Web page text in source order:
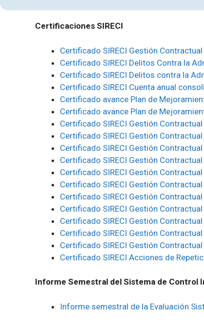
Certificaciones SIRECI
Certificado SIRECI Gestión
Certificado SIRECI Delitos Contra la
Certificado SIRECI Delitos contra la
Certificado SIRECI Cuenta anual
Certificado avance Plan de
Certificado avance Plan de
Certificado SIRECI Gestión
Certificado SIRECI Gestión
Certificado SIRECI Gestión
Certificado SIRECI Gestión
Certificado SIRECI Gestión
Certificado SIRECI Gestión
Certificado SIRECI Gestión
Certificado SIRECI Gestión
Certificado SIRECI Gestión
Certificado SIRECI Gestión
Certificado SIRECI Gestión
Certificado SIRECI Acciones de
Informe Semestral del Sistema de Control
Informe semestral de la Evaluación